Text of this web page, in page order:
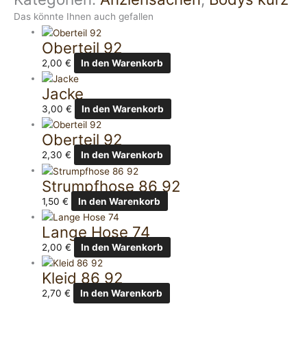
Das könnte Ihnen auch gefallen
Oberteil 92
2,00€ In den Warenkorb
Jacke
3,00€ In den Warenkorb
Oberteil 92
2,30€ In den Warenkorb
Strumpfhose 86 92
1,50€ In den Warenkorb
Lange Hose 74
2,00€ In den Warenkorb
Kleid 86 92
2,70€ In den Warenkorb